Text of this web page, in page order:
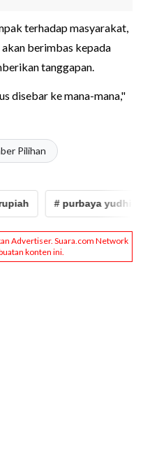
terhadap masyarakat,
berimbas kepada
tanggapan.
disebar ke mana-mana,"
Pilihan
# purbaya yudhi